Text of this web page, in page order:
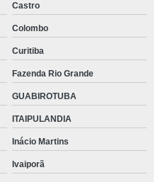
Castro
Colombo
Curitiba
Fazenda Rio Grande
GUABIROTUBA
ITAIPULANDIA
Inácio Martins
Ivaiporã